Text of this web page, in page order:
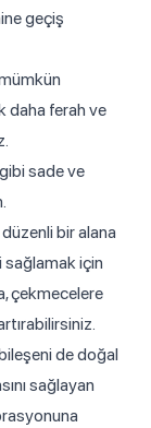
geçiş
daha ferah ve
sade ve
bir alana
sağlamak için
çekmecelere
de doğal
sağlayan